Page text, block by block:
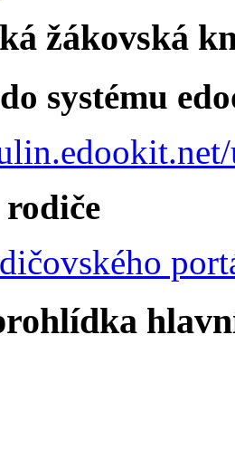
žákovská
systému